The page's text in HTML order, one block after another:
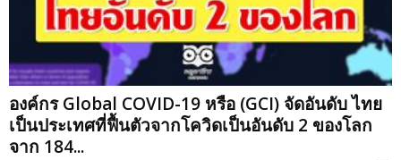
องค์กร Global COVID-19 หรือ (GCI) จัดอันดับ ไทย
เป็นประเทศที่ฟื้นตัวจากโควิดเป็นอันดับ 2 ของโลก
จาก 184...